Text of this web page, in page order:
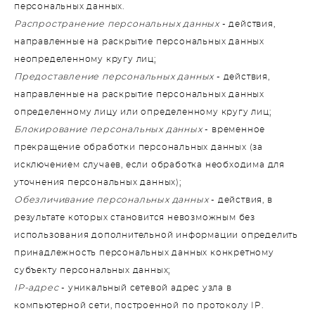
персональных данных.
Распространение персональных данных- действия,
направленные на раскрытие персональных данных
неопределенному кругу лиц;
Предоставление персональных данных- действия,
направленные на раскрытие персональных данных
определенному лицу или определенному кругу лиц;
Блокирование персональных данных- временное
прекращение обработки персональных данных (за
исключением случаев, если обработка необходима для
уточнения персональных данных);
Обезличивание персональных данных- действия, в
результате которых становится невозможным без
использования дополнительной информации определить
принадлежность персональных данных конкретному
субъекту персональных данных;
IP-адрес- уникальный сетевой адрес узла в
компьютерной сети, построенной по протоколу IP.